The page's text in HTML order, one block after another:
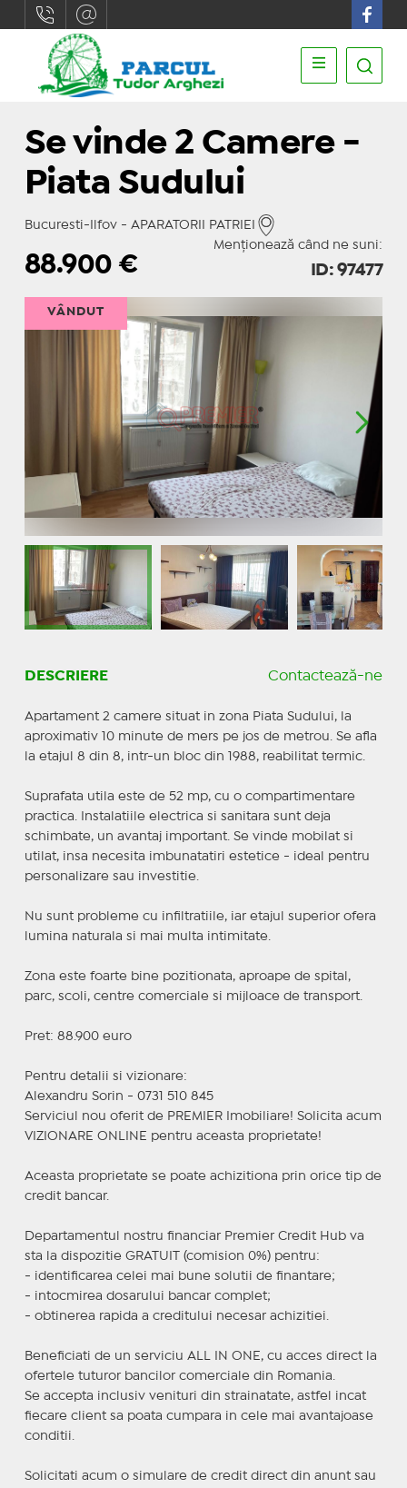
Se vinde 2 Camere -
Piata Sudului
Bucuresti-Ilfov - APARATORII PATRIEI
Menționează când ne suni:
88.900€ ID: 97477
VÂNDUT
DESCRIERE Contactează-ne
Apartament 2 camere situat in zona Piata Sudului, la
aproximativ 10 minute de mers pe jos de metrou. Se afla
la etajul 8 din 8, intr-un bloc din 1988, reabilitat termic.
Suprafata utila este de 52 mp, cu o compartimentare
practica. Instalatiile electrica si sanitara sunt deja
schimbate, un avantaj important. Se vinde mobilat si
utilat, insa necesita imbunatatiri estetice - ideal pentru
personalizare sau investitie.
Nu sunt probleme cu infiltratiile, iar etajul superior ofera
lumina naturala si mai multa intimitate.
Zona este foarte bine pozitionata, aproape de spital,
parc, scoli, centre comerciale si mijloace de transport.
Pret: 88.900 euro
Pentru detalii si vizionare:
Alexandru Sorin - 0731 510 845
Serviciul nou oferit de PREMIER Imobiliare! Solicita acum
VIZIONARE ONLINE pentru aceasta proprietate!
Aceasta proprietate se poate achizitiona prin orice tip de
credit bancar.
Departamentul nostru financiar Premier Credit Hub va
sta la dispozitie GRATUIT (comision 0%) pentru:
- identificarea celei mai bune solutii de finantare;
- intocmirea dosarului bancar complet;
- obtinerea rapida a creditului necesar achizitiei.
Beneficiati de un serviciu ALL IN ONE, cu acces direct la
ofertele tuturor bancilor comerciale din Romania.
Se accepta inclusiv venituri din strainatate, astfel incat
fiecare client sa poata cumpara in cele mai avantajoase
conditii.
Solicitati acum o simulare de credit direct din anunt sau